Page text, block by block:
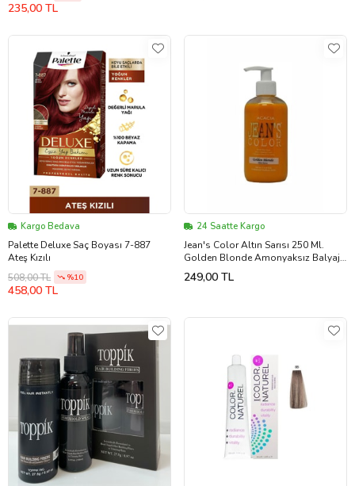
235,00 TL
Kargo Bedava
Palette Deluxe Saç Boyası 7-887
Ateş Kızılı
508,00 TL
%10
458,00 TL
24 Saatte Kargo
Jean's Color Altın Sarısı 250 Ml.
Golden Blonde Amonyaksız Balyaj
Renkli Saç Boyası
249,00 TL